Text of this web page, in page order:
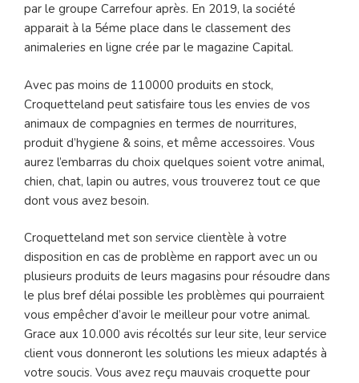
par le groupe Carrefour après. En 2019, la société
apparait à la 5éme place dans le classement des
animaleries en ligne crée par le magazine Capital.
Avec pas moins de 110000 produits en stock,
Croquetteland peut satisfaire tous les envies de vos
animaux de compagnies en termes de nourritures,
produit d’hygiene & soins, et même accessoires. Vous
aurez l’embarras du choix quelques soient votre animal,
chien, chat, lapin ou autres, vous trouverez tout ce que
dont vous avez besoin.
Croquetteland met son service clientèle à votre
disposition en cas de problème en rapport avec un ou
plusieurs produits de leurs magasins pour résoudre dans
le plus bref délai possible les problèmes qui pourraient
vous empêcher d’avoir le meilleur pour votre animal.
Grace aux 10.000 avis récoltés sur leur site, leur service
client vous donneront les solutions les mieux adaptés à
votre soucis. Vous avez reçu mauvais croquette pour